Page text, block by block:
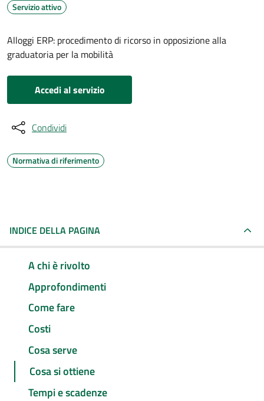
Servizio attivo
Alloggi ERP: procedimento di ricorso in opposizione alla
graduatoria per la mobilità
Accedi al servizio
Condividi
Normativa di riferimento
INDICE DELLA PAGINA
A chi è rivolto
Approfondimenti
Come fare
Costi
Cosa serve
Cosa si ottiene
Tempi e scadenze